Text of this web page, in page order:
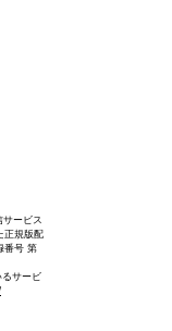
ービス
正規版配
番号 第
サービ